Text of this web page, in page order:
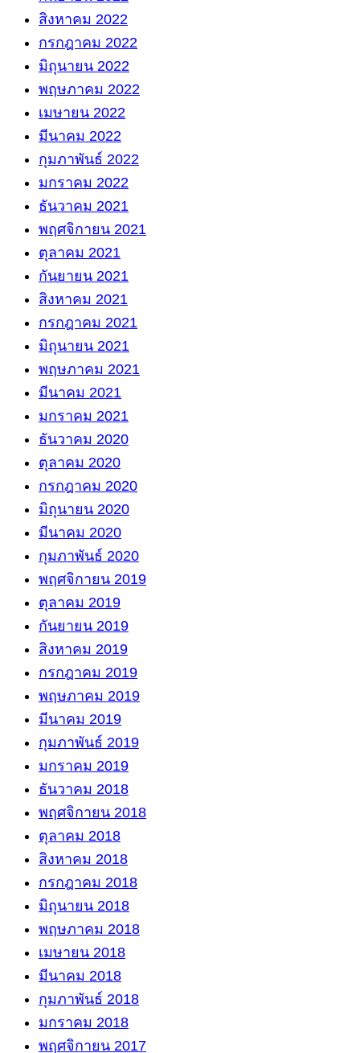
สิงหาคม 2022
กรกฎาคม 2022
มิถุนายน 2022
พฤษภาคม 2022
เมษายน 2022
มีนาคม 2022
กุมภาพันธ์ 2022
มกราคม 2022
ธันวาคม 2021
พฤศจิกายน 2021
ตุลาคม 2021
กันยายน 2021
สิงหาคม 2021
กรกฎาคม 2021
มิถุนายน 2021
พฤษภาคม 2021
มีนาคม 2021
มกราคม 2021
ธันวาคม 2020
ตุลาคม 2020
กรกฎาคม 2020
มิถุนายน 2020
มีนาคม 2020
กุมภาพันธ์ 2020
พฤศจิกายน 2019
ตุลาคม 2019
กันยายน 2019
สิงหาคม 2019
กรกฎาคม 2019
พฤษภาคม 2019
มีนาคม 2019
กุมภาพันธ์ 2019
มกราคม 2019
ธันวาคม 2018
พฤศจิกายน 2018
ตุลาคม 2018
สิงหาคม 2018
กรกฎาคม 2018
มิถุนายน 2018
พฤษภาคม 2018
เมษายน 2018
มีนาคม 2018
กุมภาพันธ์ 2018
มกราคม 2018
พฤศจิกายน 2017